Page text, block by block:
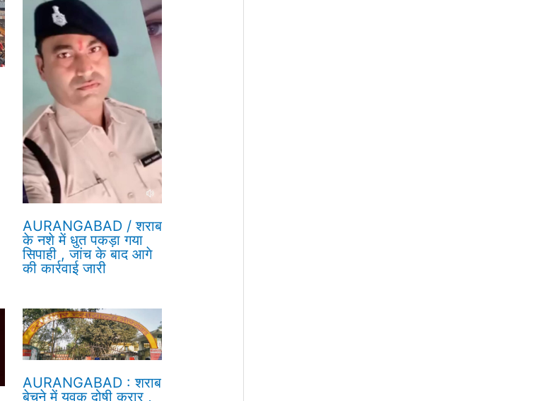
AURANGABAD / शराब
के नशे में धुत पकड़ा गया
सिपाही , जांच के बाद आगे
की कार्रवाई जारी
AURANGABAD : शराब
बेचने में युवक दोषी करार ,